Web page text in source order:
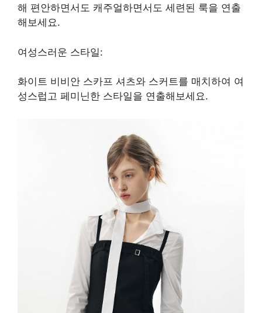
해 편안하면서도 캐주얼하면서도 세련된 룩을 연출
해보세요.
여성스러운 스타일:
화이트 비비안 스카프 셔츠와 스커트를 매치하여 여
성스럽고 페미닌한 스타일을 연출해보세요.